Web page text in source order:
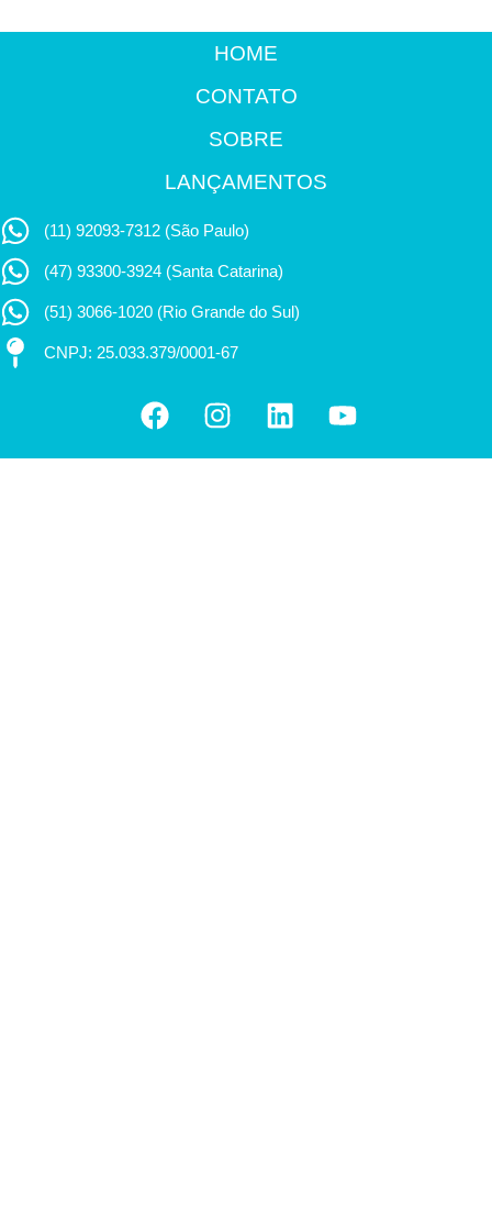
HOME
CONTATO
SOBRE
LANÇAMENTOS
(11) 92093-7312 (São Paulo)
(47) 93300-3924 (Santa Catarina)
(51) 3066-1020 (Rio Grande do Sul)
CNPJ: 25.033.379/0001-67